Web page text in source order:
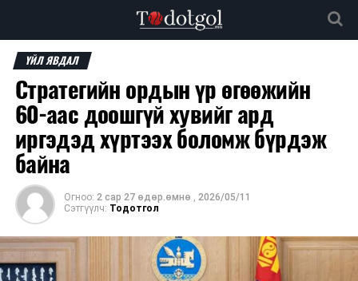
ҮЙЛ ЯВДАЛ
Стратегийн ордын үр өгөөжийн
60-аас доошгүй хувийг ард
иргэдэд хүртээх боломж бүрдэж
байна
Огноо: 2 сар 27 өдөр.өмнө , 2026/05/11
Сэтгүүлч: Тодотгол